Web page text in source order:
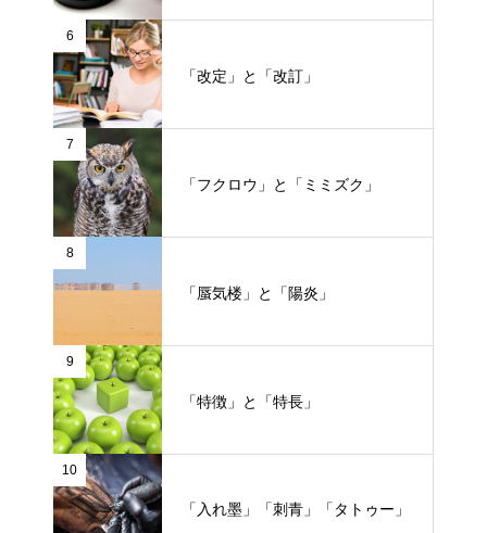
6
「改定」と「改訂」
7
「フクロウ」と「ミミズク」
8
「蜃気楼」と「陽炎」
9
「特徴」と「特長」
10
「入れ墨」「刺青」「タトゥー」